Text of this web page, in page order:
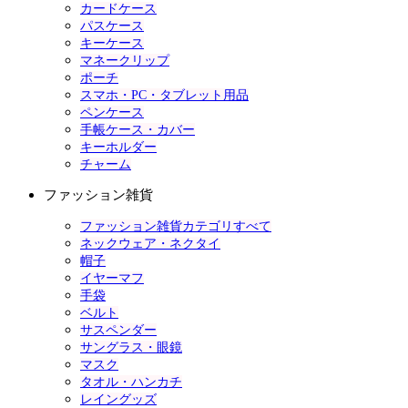
カードケース
パスケース
キーケース
マネークリップ
ポーチ
スマホ・PC・タブレット用品
ペンケース
手帳ケース・カバー
キーホルダー
チャーム
ファッション雑貨
ファッション雑貨カテゴリすべて
ネックウェア・ネクタイ
帽子
イヤーマフ
手袋
ベルト
サスペンダー
サングラス・眼鏡
マスク
タオル・ハンカチ
レイングッズ